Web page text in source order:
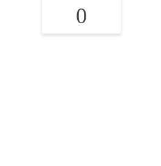
0